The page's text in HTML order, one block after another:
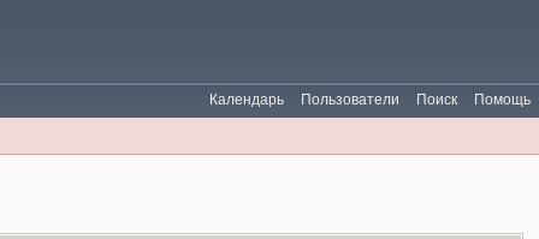
Помощь
Поиск
Пользователи
Календарь